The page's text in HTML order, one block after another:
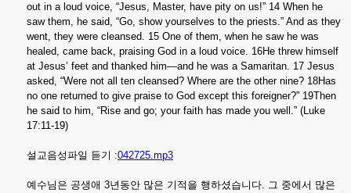
out in a loud voice, “Jesus, Master, have pity on us!” 14 When he
saw them, he said, “Go, show yourselves to the priests.” And as they
went, they were cleansed. 15 One of them, when he saw he was
healed, came back, praising God in a loud voice. 16He threw himself
at Jesus’ feet and thanked him—and he was a Samaritan. 17 Jesus
asked, “Were not all ten cleansed? Where are the other nine? 18Has
no one returned to give praise to God except this foreigner?” 19Then
he said to him, “Rise and go; your faith has made you well.” (Luke
17:11-19)
설교음성파일 듣기 :042725.mp3
예수님은 공생애 3년동안 많은 기적을 행하셨습니다. 그 중에서 많은